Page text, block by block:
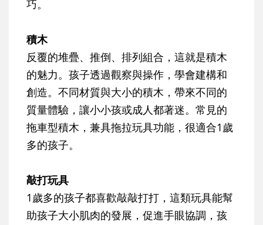
巧。
積木
反覆的堆疊、推倒、排列組合，這就是積木
的魅力。孩子透過觀察與操作，學會建構和
創造。不同材質與大小的積木，帶來不同的
質量體驗，讓小小孩或成人都著迷。常見的
拖車型積木，兼具拖拉玩具功能，很適合1歲
多的孩子。
敲打玩具
1歲多的孩子都喜歡敲敲打打，這類玩具能幫
助孩子大小肌肉的發展，促進手眼協調，孩